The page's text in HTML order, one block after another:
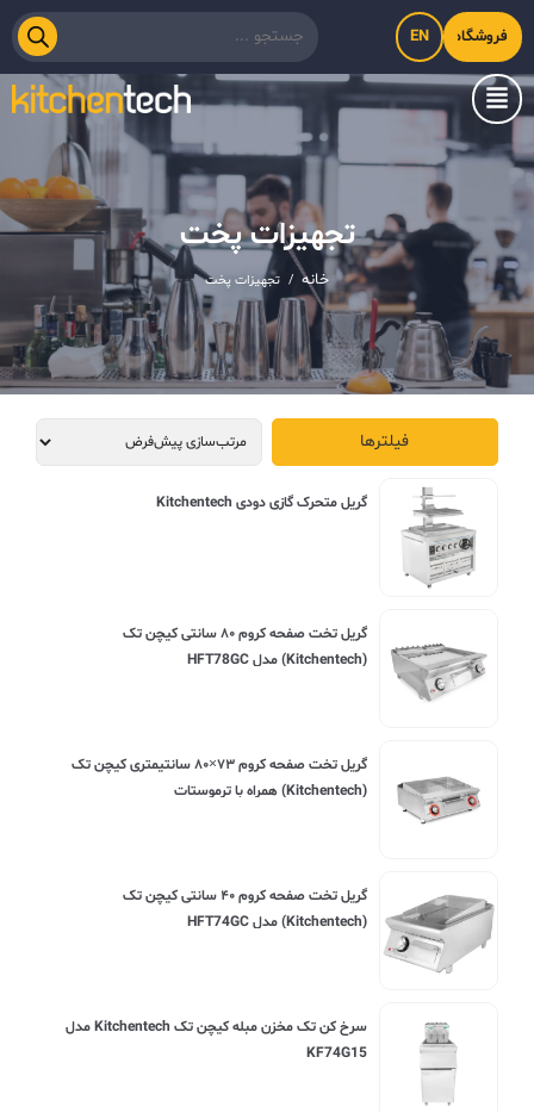
فروشگاه اینترنتی کیت‌لاین
EN
تجهیزات پخت
خانه / تجهیزات پخت
فیلترها
گریل متحرک گازی دودی Kitchentech
گریل تخت صفحه کروم ۸۰ سانتی کیچن تک
(Kitchentech) مدل HFT78GC
گریل تخت صفحه کروم ۷۳×۸۰ سانتیمتری کیچن تک
(Kitchentech) همراه با ترموستات
گریل تخت صفحه کروم ۴۰ سانتی کیچن تک
(Kitchentech) مدل HFT74GC
سرخ کن تک مخزن مبله کیچن تک Kitchentech مدل
KF74G15